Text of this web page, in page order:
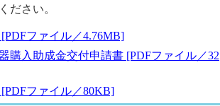
ださい。
ファイル／4.76MB]
購入助成金交付申請書 [PDFファイル／32
ファイル／80KB]